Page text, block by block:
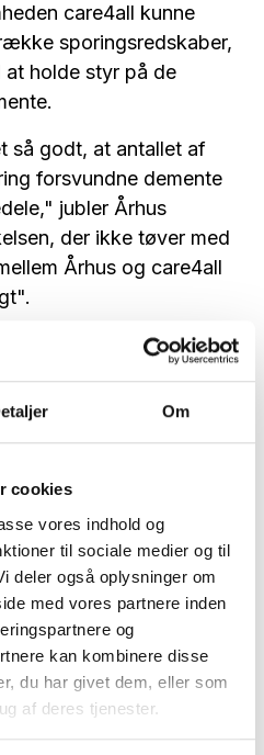
Om
cookies
vores indhold og
til sociale medier og til
deler også oplysninger om
med vores partnere inden
og
kan kombinere disse
du har givet dem, eller som
af deres tjenester.
care4all kunne
sporingsredskaber,
holde styr på de
så godt, at antallet af
forsvundne demente
jubler Århus
der ikke tøver med
Århus og care4all
ideelle til at få
andre i et uformelt
idéer afsøgt og
er det en måde at få
siger hun og
i CareNet kan man
nye mennesker inden